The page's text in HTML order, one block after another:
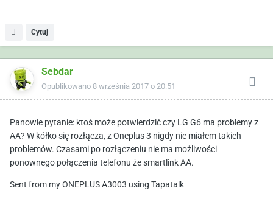
Cytuj
Sebdar
Opublikowano 8 września 2017 o 20:51
Panowie pytanie: ktoś może potwierdzić czy LG G6 ma problemy z
AA? W kółko się rozłącza, z Oneplus 3 nigdy nie miałem takich
problemów. Czasami po rozłączeniu nie ma możliwości
ponownego połączenia telefonu że smartlink AA.
Sent from my ONEPLUS A3003 using Tapatalk